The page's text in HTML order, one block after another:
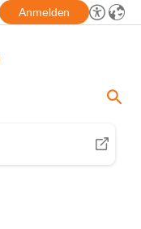
Anmelden